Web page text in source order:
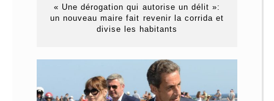
« Une dérogation qui autorise un délit »:
un nouveau maire fait revenir la corrida et
divise les habitants